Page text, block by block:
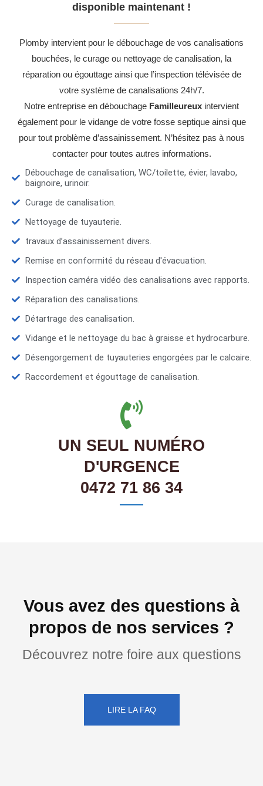
disponible maintenant !
Plomby intervient pour le débouchage de vos canalisations
bouchées, le curage ou nettoyage de canalisation, la
réparation ou égouttage ainsi que l’inspection télévisée de
votre système de canalisations 24h/7.
Notre entreprise en débouchage Familleureux intervient
également pour le vidange de votre fosse septique ainsi que
pour tout problème d’assainissement. N’hésitez pas à nous
contacter pour toutes autres informations.
Débouchage de canalisation, WC/toilette, évier, lavabo,
baignoire, urinoir.
Curage de canalisation.
Nettoyage de tuyauterie.
travaux d’assainissement divers.
Remise en conformité du réseau d'évacuation.
Inspection caméra vidéo des canalisations avec rapports.
Réparation des canalisations.
Détartrage des canalisation.
Vidange et le nettoyage du bac à graisse et hydrocarbure.
Désengorgement de tuyauteries engorgées par le calcaire.
Raccordement et égouttage de canalisation.
UN SEUL NUMÉRO
D'URGENCE
0472 71 86 34
Vous avez des questions à
propos de nos services ?
Découvrez notre foire aux questions
LIRE LA FAQ